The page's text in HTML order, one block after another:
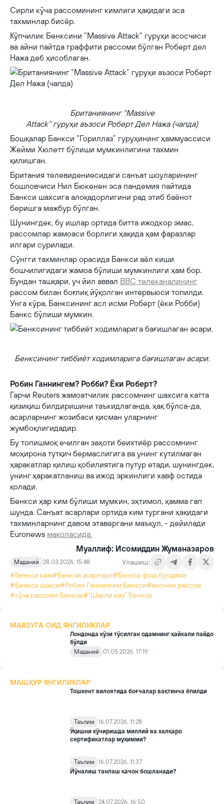
Сирли кўча рассомининг кимлиги ҳақидаги эса
тахминлар бисёр.
Кўпчилик Бенксини “Massive Attack” гуруҳи асосчиси
ва айни пайтда граффити рассоми бўлган Роберт дел
Нажа деб ҳисоблаган.
Британиянинг “Massive
Attack” гуруҳи аъзоси Роберт Дел Нажа (чапда)
Бошқалар Банкси “Гориллаз” гуруҳининг ҳаммуассиси
Жейми Хюлетт бўлиши мумкинлигини тахмин
қилишган.
Британия телевидениесидаги санъат шоуларининг
бошловчиси Нил Бюкенен эса пандемия пайтида
Банкси шахсига алоқадорлигини рад этиб баёнот
беришга мажбур бўлган.
Шунингдек, бу ишлар ортида битта ижодкор эмас,
рассомлар жамоаси борлиги ҳақида ҳам фаразлар
илгари сурилади.
Сўнгги тахминлар орасида Банкси аёл киши
бошчилигидаги жамоа бўлиши мумкинлиги ҳам бор.
Бундан ташқари, уч йил аввал BBC телеканалининг
рассом билан боғлиқ йўқолган интервьюси топилди.
Унга кўра, Банксининг асл исми Роберт (ёки Робби)
Банкс бўлиши мумкин.
Бенксининг тиббиёт ходимларига бағишлаган асари.
Робин Ганнингем? Робби? Ёки Роберт?
Гарчи Reuters жамоатчилик рассомнинг шахсига катта
қизиқиш билдиришини таъкидлаганда, ҳақ бўлса-да,
асарларнинг жозибаси қисман уларнинг
жумбоқлигидадир.
Бу топишмоқ ечилган заҳоти беихтиёр рассомнинг
моҳирона тутқич бермаслигига ва унинг кутилмаган
ҳаракатлар қилиш қобилиятига путур етади, шунингдек,
унинг ҳаракатланиш ва ижод эркинлиги хавф остида
қолади.
Бенкси ҳар ким бўлиши мумкин, эҳтимол, ҳамма гап
шунда. Санъат асарлари ортида ким тургани ҳақидаги
тахминларнинг давом этавергани маъқул, - дейилади
Euronews мақоласида.
Муаллиф: Исомиддин Жуманазаров
Маданий 28.03.2026, 15:48
Улашиш:
#Бенкси ким#Бенкси асарлари#Бенкси фош бўлдими
#Бенкси шахси#Робин Ганнингем Бенкси#аноним рассом
#кўча рассоми Бенкси#“Шарли қиз” Бенкси
МАВЗУГА ОИД ЯНГИЛИКЛАР
Лондонда кўзи тўсилган одамнинг ҳайкали пайдо
бўлди
Маданий
01.05.2026, 17:19
МАШҲУР ЯНГИЛИКЛАР
Тошкент вилоятида боғчалар вақтинча ёпилди
Таълим
16.07.2026, 11:28
Ўқишни кўчиришда миллий ва халқаро
сертификатлар муҳимми?
Таълим
16.07.2026, 11:37
Йўналиш танлаш қачон бошланади?
Таълим
24.07.2026, 16:50